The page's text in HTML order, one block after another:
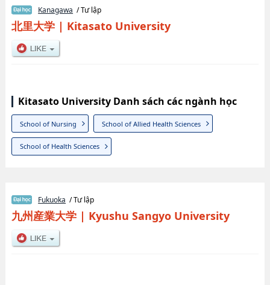
Kanagawa / Tư lập
北里大学| Kitasato University
Kitasato University Danh sách các ngành học
School of Nursing School of Allied Health Sciences
School of Health Sciences
Fukuoka / Tư lập
九州産業大学| Kyushu Sangyo University